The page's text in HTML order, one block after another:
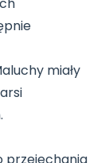
miały